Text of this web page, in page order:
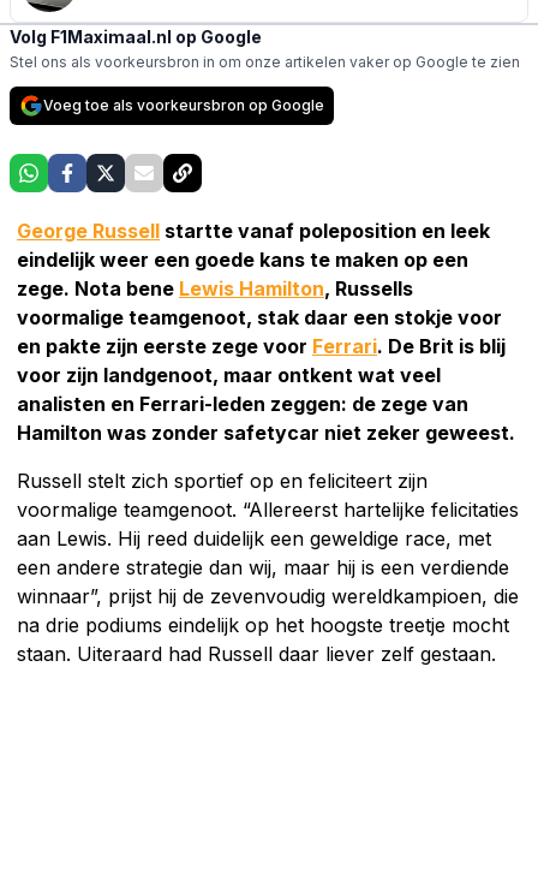
Volg F1Maximaal.nl op Google
Stel ons als voorkeursbron in om onze artikelen vaker op Google te zien
Voeg toe als voorkeursbron op Google
George Russell startte vanaf poleposition en leek
eindelijk weer een goede kans te maken op een
zege. Nota bene Lewis Hamilton, Russells
voormalige teamgenoot, stak daar een stokje voor
en pakte zijn eerste zege voor Ferrari. De Brit is blij
voor zijn landgenoot, maar ontkent wat veel
analisten en Ferrari-leden zeggen: de zege van
Hamilton was zonder safetycar niet zeker geweest.
Russell stelt zich sportief op en feliciteert zijn
voormalige teamgenoot. “Allereerst hartelijke felicitaties
aan Lewis. Hij reed duidelijk een geweldige race, met
een andere strategie dan wij, maar hij is een verdiende
winnaar”, prijst hij de zevenvoudig wereldkampioen, die
na drie podiums eindelijk op het hoogste treetje mocht
staan. Uiteraard had Russell daar liever zelf gestaan.